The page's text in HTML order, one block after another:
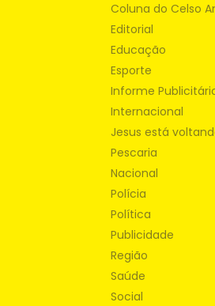
Coluna do Celso
Editorial
Educação
Esporte
Informe
Internacional
Jesus está
Pescaria
Nacional
Polícia
Política
Publicidade
Região
Saúde
Social